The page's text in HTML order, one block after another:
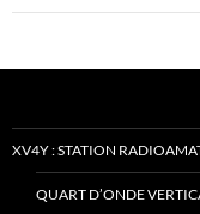
XV4Y : STATION
QUART D’ONDE